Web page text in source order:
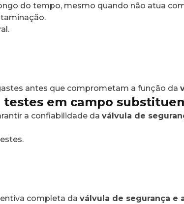
do tempo, mesmo quando não atua
antes que comprometam a função da
em campo
a confiabilidade daválvula de
completa daválvula de segurança e